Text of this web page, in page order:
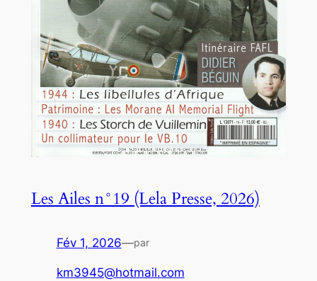
Les Ailes n°19 (Lela Presse, 2026)
Fév 1, 2026—par
km3945@hotmail.com